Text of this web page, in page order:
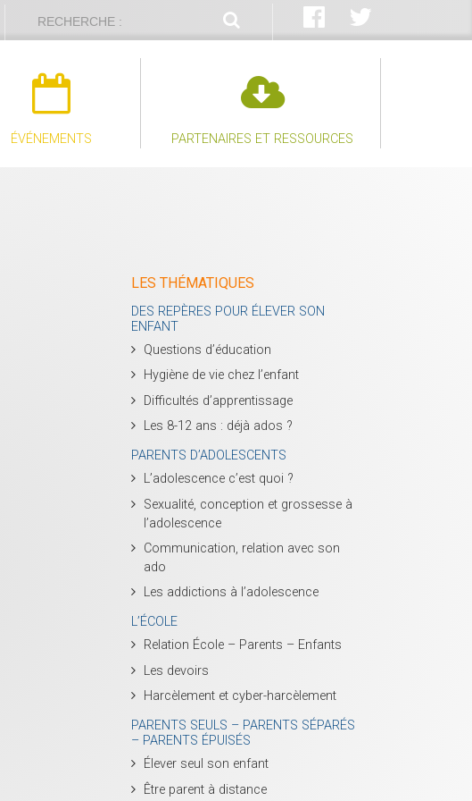
ÉVÉNEMENTS PARTENAIRES ET RESSOURCES
LES THÉMATIQUES
DES REPÈRES POUR ÉLEVER SON
ENFANT
Questions d’éducation
Hygiène de vie chez l’enfant
Difficultés d’apprentissage
Les 8-12 ans : déjà ados ?
PARENTS D’ADOLESCENTS
L’adolescence c’est quoi ?
Sexualité, conception et grossesse à
l’adolescence
Communication, relation avec son
ado
Les addictions à l’adolescence
L’ÉCOLE
Relation École – Parents – Enfants
Les devoirs
Harcèlement et cyber-harcèlement
PARENTS SEULS – PARENTS SÉPARÉS
– PARENTS ÉPUISÉS
Élever seul son enfant
Être parent à distance